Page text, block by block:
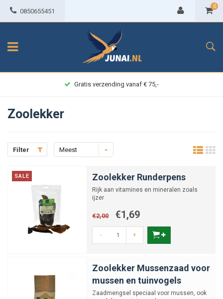
0850655451
0
Achteraf betalen
Zoolekker
Filter
Meest
SALE Zoolekker Runderpens
Rijk aan vitamines en mineralen zoals
ijzer
€2,00 €1,69
- +
Zoolekker Mussenzaad voor
mussen en tuinvogels
Zaadmengsel speciaal voor mussen, ook